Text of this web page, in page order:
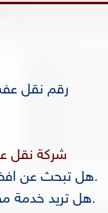
رقم نقل عفش في جدة
شركة نقل
.هل تبحث عن
.هل تريد خدمة